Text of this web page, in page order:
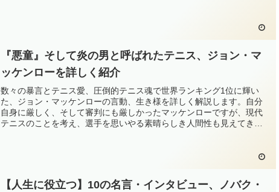
『悪童』そして炎の男と呼ばれたテニス、ジョン・マ
ッケンローを詳しく紹介
数々の暴言とテニス愛、圧倒的テニス魂で世界ランキング1位に輝い
た、ジョン・マッケンローの言動、生き様を詳しく解説します。自分
自身に厳しく、そして審判にも厳しかったマッケンローですが、現代
テニスのことを考え、選手を思いやる素晴らしき人間性も見えてきま
【人生に役立つ】10の名言・インタビュー、ノバク・